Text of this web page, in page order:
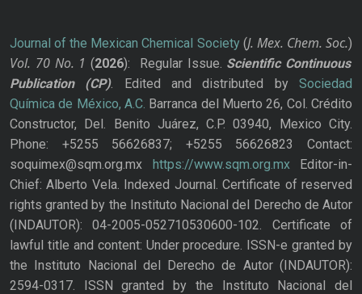
Journal of the Mexican Chemical Society(J. Mex. Chem. Soc.)
Vol. 70 No. 1 (2026): Regular Issue. Scientific Continuous
Publication
(CP). Edited and distributed bySociedad
Química de México, A.C. Barranca del Muerto 26, Col. Crédito
Constructor, Del. Benito Juárez, C.P. 03940, Mexico City.
Phone: +5255 56626837; +5255 56626823 Contact:
soquimex@sqm.org.mx https://www.sqm.org.mxEditor-in-
Chief: Alberto Vela. Indexed Journal. Certificate of reserved
rights granted by the Instituto Nacional del Derecho de Autor
(INDAUTOR): 04-2005-052710530600-102. Certificate of
lawful title and content: Under procedure. ISSN-e granted by
the Instituto Nacional del Derecho de Autor (INDAUTOR):
2594-0317. ISSN granted by the Instituto Nacional del